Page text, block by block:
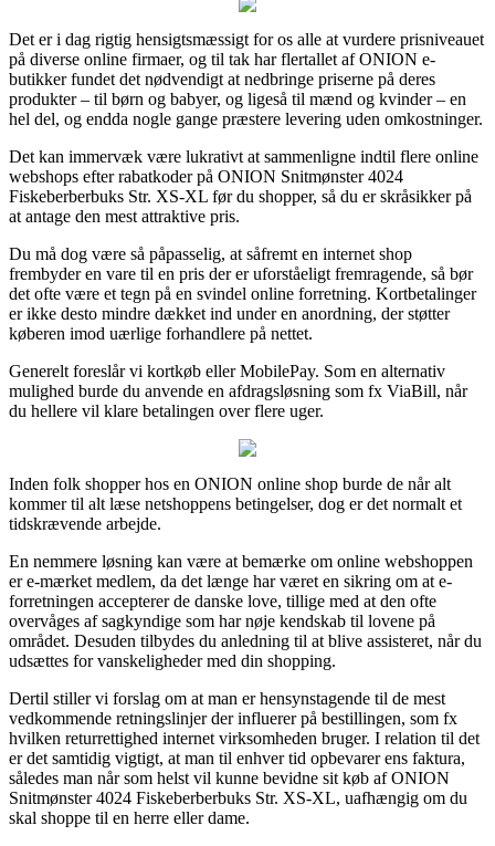
Det er i dag rigtig hensigtsmæssigt for os alle at vurdere prisniveauet
på diverse online firmaer, og til tak har flertallet af ONION e-
butikker fundet det nødvendigt at nedbringe priserne på deres
produkter – til børn og babyer, og ligeså til mænd og kvinder – en
hel del, og endda nogle gange præstere levering uden omkostninger.
Det kan immervæk være lukrativt at sammenligne indtil flere online
webshops efter rabatkoder på ONION Snitmønster 4024
Fiskeberberbuks Str. XS-XL før du shopper, så du er skråsikker på
at antage den mest attraktive pris.
Du må dog være så påpasselig, at såfremt en internet shop
frembyder en vare til en pris der er uforståeligt fremragende, så bør
det ofte være et tegn på en svindel online forretning. Kortbetalinger
er ikke desto mindre dækket ind under en anordning, der støtter
køberen imod uærlige forhandlere på nettet.
Generelt foreslår vi kortkøb eller MobilePay. Som en alternativ
mulighed burde du anvende en afdragsløsning som fx ViaBill, når
du hellere vil klare betalingen over flere uger.
Inden folk shopper hos en ONION online shop burde de når alt
kommer til alt læse netshoppens betingelser, dog er det normalt et
tidskrævende arbejde.
En nemmere løsning kan være at bemærke om online webshoppen
er e-mærket medlem, da det længe har været en sikring om at e-
forretningen accepterer de danske love, tillige med at den ofte
overvåges af sagkyndige som har nøje kendskab til lovene på
området. Desuden tilbydes du anledning til at blive assisteret, når du
udsættes for vanskeligheder med din shopping.
Dertil stiller vi forslag om at man er hensynstagende til de mest
vedkommende retningslinjer der influerer på bestillingen, som fx
hvilken returrettighed internet virksomheden bruger. I relation til det
er det samtidig vigtigt, at man til enhver tid opbevarer ens faktura,
således man når som helst vil kunne bevidne sit køb af ONION
Snitmønster 4024 Fiskeberberbuks Str. XS-XL, uafhængig om du
skal shoppe til en herre eller dame.